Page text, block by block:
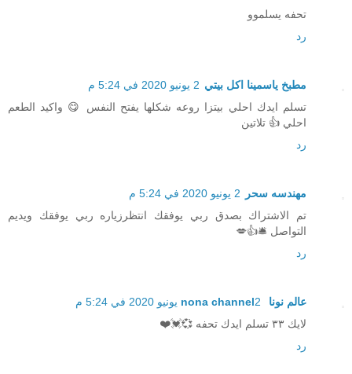
تحفه يسلموو
رد
مطبخ ياسمينا اكل بيتي 2 يونيو 2020 في 5:24 م
تسلم ايدك احلي بيتزا روعه شكلها يفتح النفس 😋 واكيد الطعم
احلي 👍 تلاتين
رد
مهندسه سحر
2 يونيو 2020 في 5:24 م
تم الاشتراك بصدق ربي يوفقك انتظرزياره ربي يوفقك ويديم
التواصل 🛎👍💋
رد
عالم نونا nona channel
2 يونيو 2020 في 5:24 م
لايك ٣٣ تسلم ايدك تحفه 💞💓❤️
رد